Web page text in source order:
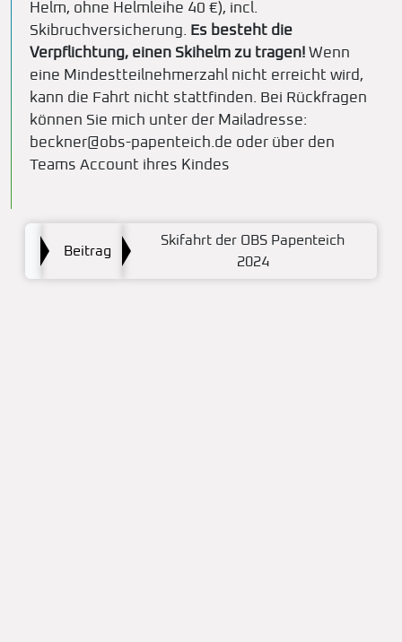
Helm, ohne Helmleihe 40 €), incl.
Skibruchversicherung. Es besteht die
Verpflichtung, einen Skihelm zu tragen! Wenn
eine Mindestteilnehmerzahl nicht erreicht wird,
kann die Fahrt nicht stattfinden. Bei Rückfragen
können Sie mich unter der Mailadresse:
beckner@obs-papenteich.de oder über den
Teams Account ihres Kindes
Beitrag
Skifahrt der OBS Papenteich
2024